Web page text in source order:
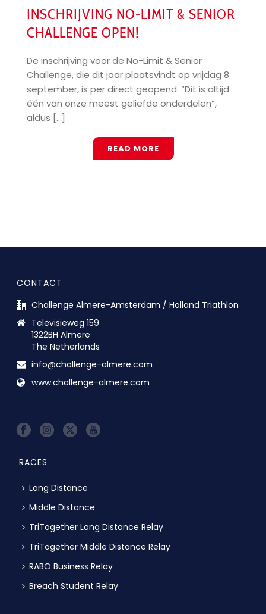
INSCHRIJVING NO-LIMIT & SENIOR
CHALLENGE OPEN!
De inschrijving voor de No-Limit & Senior
Challenge, die dit jaar plaatsvindt op vrijdag 8
september, is per direct geopend. “Dit is altijd
één van onze meest geliefde onderdelen”,
aldus [...]
READ MORE
CONTACT
Challenge Almere-Amsterdam / Holland Triathlon
Televisieweg 159
1322BH Almere
The Netherlands
info@challenge-almere.com
www.challenge-almere.com
RACES
Long Distance
Middle Distance
TriTogether Long Distance Relay
TriTogether Middle Distance Relay
RABO Business Relay
Breach Student Relay